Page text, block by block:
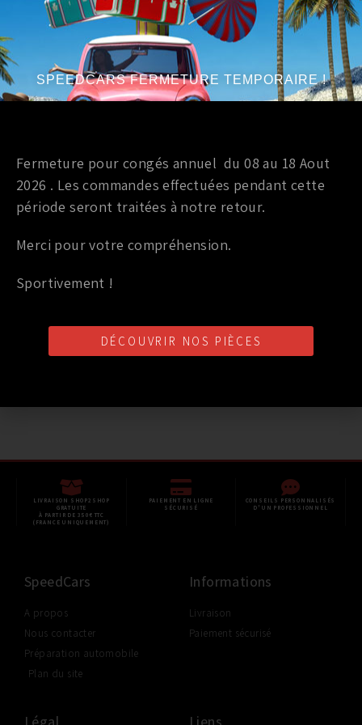
KIT CHAINE OEM NISSAN GTR R35
890,00 643,00
Ajouter au panier
Année du véhicule:à partir de 2006, jusqu’à 2008
Série:3.5 V6
TENDEURS DE CHAINE SECONDAIRE (D + G) 350Z HR /
119,00 € TTC
LIVRAISON SHOP2SHOP
GRATUITE
À PARTIR DE 350€ TTC
(FRANCE UNIQUEMENT)
PAIEMENT EN LIGNE
SÉCURISÉ
CONSEILS PERSONNALISÉS
D'UN PROFESSIONNEL
SpeedCars
A propos
Nous contacter
Préparation automobile
Plan du site
Informations
Livraison
Paiement sécurisé
SPEEDCARS FERMETURE TEMPORAIRE !
Fermeture pour congés annuel du 08 au 18 Aout
2026 . Les commandes effectuées pendant cette
période seront traitées à notre retour.
Merci pour votre compréhension.
Sportivement !
DÉCOUVRIR NOS PIÈCES